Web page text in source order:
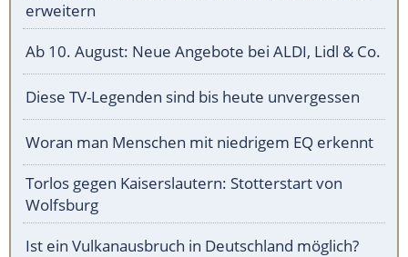
erweitern
Ab 10. August: Neue Angebote bei ALDI, Lidl & Co.
Diese TV-Legenden sind bis heute unvergessen
Woran man Menschen mit niedrigem EQ erkennt
Torlos gegen Kaiserslautern: Stotterstart von
Wolfsburg
Ist ein Vulkanausbruch in Deutschland möglich?